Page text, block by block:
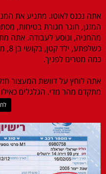
אתה נכנס לאוטו. מתניע את
המזגן, חוגר חגורת בטיחות,
מהחניה, ונוסע לעבודה. אתה
כמה מטרים לפניך.
אתה לוחץ על דוושת המעצור
מתקדם מהר מדי. הגלגלים